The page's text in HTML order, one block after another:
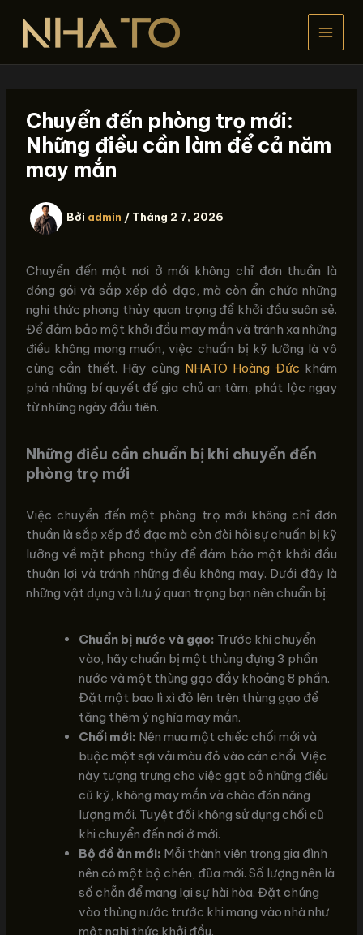
dung
Chuyển đến phòng trọ mới:
Những điều cần làm để cả năm
may mắn
Bởi admin / Tháng 2 7, 2026
Chuyển đến một nơi ở mới không chỉ đơn thuần là
đóng gói và sắp xếp đồ đạc, mà còn ẩn chứa những
nghi thức phong thủy quan trọng để khởi đầu suôn sẻ.
Để đảm bảo một khởi đầu may mắn và tránh xa những
điều không mong muốn, việc chuẩn bị kỹ lưỡng là vô
cùng cần thiết. Hãy cùng NHATO Hoàng Đức khám
phá những bí quyết để gia chủ an tâm, phát lộc ngay
từ những ngày đầu tiên.
Những điều cần chuẩn bị khi chuyển đến
phòng trọ mới
Việc chuyển đến một phòng trọ mới không chỉ đơn
thuần là sắp xếp đồ đạc mà còn đòi hỏi sự chuẩn bị kỹ
lưỡng về mặt phong thủy để đảm bảo một khởi đầu
thuận lợi và tránh những điều không may. Dưới đây là
những vật dụng và lưu ý quan trọng bạn nên chuẩn bị:
Chuẩn bị nước và gạo: Trước khi chuyển
vào, hãy chuẩn bị một thùng đựng 3 phần
nước và một thùng gạo đầy khoảng 8 phần.
Đặt một bao lì xì đỏ lên trên thùng gạo để
tăng thêm ý nghĩa may mắn.
Chổi mới: Nên mua một chiếc chổi mới và
buộc một sợi vải màu đỏ vào cán chổi. Việc
này tượng trưng cho việc gạt bỏ những điều
cũ kỹ, không may mắn và chào đón năng
lượng mới. Tuyệt đối không sử dụng chổi cũ
khi chuyển đến nơi ở mới.
Bộ đồ ăn mới: Mỗi thành viên trong gia đình
nên có một bộ chén, đũa mới. Số lượng nên là
số chẵn để mang lại sự hài hòa. Đặt chúng
vào thùng nước trước khi mang vào nhà như
một nghi thức khởi đầu.